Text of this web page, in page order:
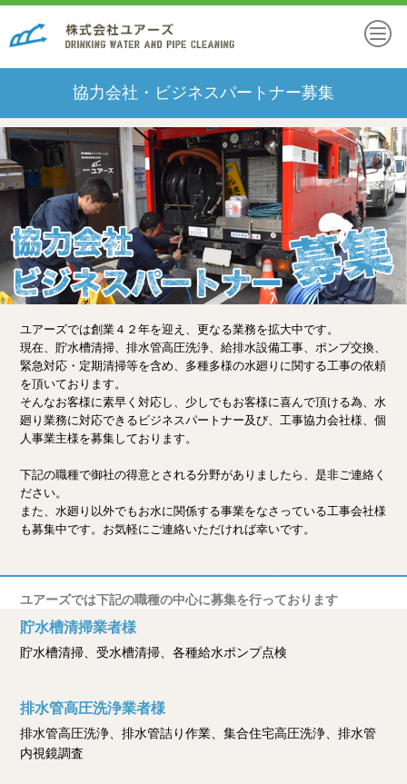
協力会社・ビジネスパートナー募集
ユアーズでは創業４２年を迎え、更なる業務を拡大中です。
現在、貯水槽清掃、排水管高圧洗浄、給排水設備工事、ポンプ交換、
緊急対応・定期清掃等を含め、多種多様の水廻りに関する工事の依頼
を頂いております。
そんなお客様に素早く対応し、少しでもお客様に喜んで頂ける為、水
廻り業務に対応できるビジネスパートナー及び、工事協力会社様、個
人事業主様を募集しております。
下記の職種で御社の得意とされる分野がありましたら、是非ご連絡く
ださい。
また、水廻り以外でもお水に関係する事業をなさっている工事会社様
も募集中です。お気軽にご連絡いただければ幸いです。
ユアーズでは下記の職種の中心に募集を行っております
貯水槽清掃業者様
貯水槽清掃、受水槽清掃、各種給水ポンプ点検
排水管高圧洗浄業者様
排水管高圧洗浄、排水管詰り作業、集合住宅高圧洗浄、排水管
内視鏡調査